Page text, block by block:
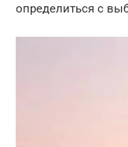
определиться с